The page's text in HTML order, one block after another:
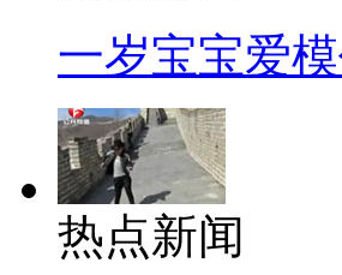
一岁宝宝爱
热点新闻